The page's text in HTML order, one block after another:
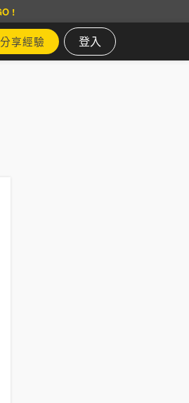
!
分享經驗 登入